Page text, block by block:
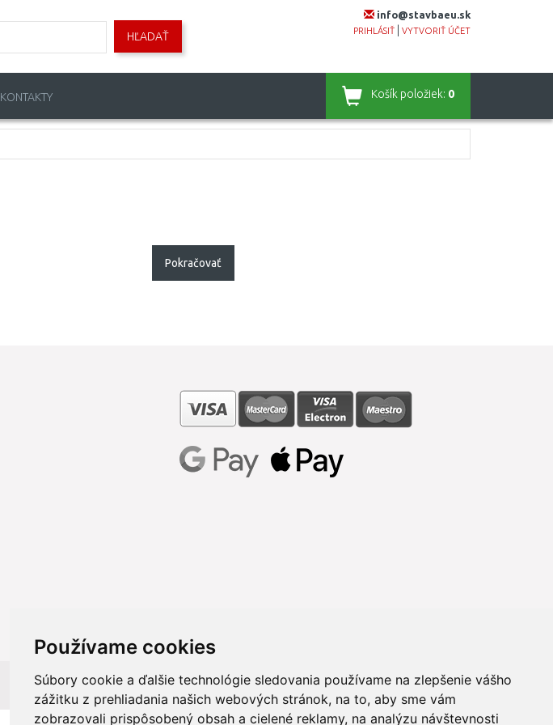
Používame cookies
Súbory cookie a ďalšie technológie sledovania používame na zlepšenie vášho
zážitku z prehliadania našich webových stránok, na to, aby sme vám
zobrazovali prispôsobený obsah a cielené reklamy, na analýzu návštevnosti
info@stavbaeu.sk
PRIHLÁSIŤ VYTVORIŤ ÚČET
HĽADAŤ
KONTAKTY Košík položiek: 0
Pokračovať